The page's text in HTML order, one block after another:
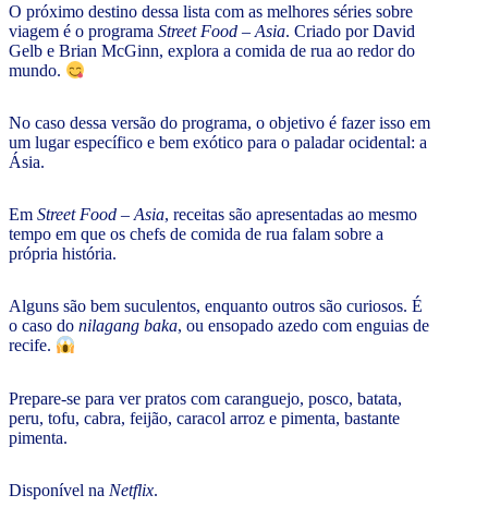
O próximo destino dessa lista com as melhores séries sobre
viagem é o programa Street Food – Asia. Criado por David
Gelb e Brian McGinn, explora a comida de rua ao redor do
mundo.
No caso dessa versão do programa, o objetivo é fazer isso em
um lugar específico e bem exótico para o paladar ocidental: a
Ásia.
Em Street Food – Asia, receitas são apresentadas ao mesmo
tempo em que os chefs de comida de rua falam sobre a
própria história.
Alguns são bem suculentos, enquanto outros são curiosos. É
o caso do nilagang baka, ou ensopado azedo com enguias de
recife.
Prepare-se para ver pratos com caranguejo, posco, batata,
peru, tofu, cabra, feijão, caracol arroz e pimenta, bastante
pimenta.
Disponível na Netflix.